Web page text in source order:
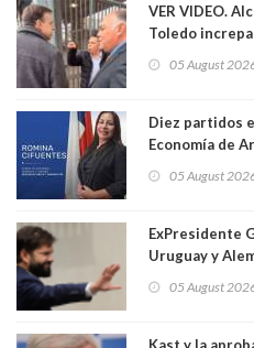
VER VIDEO.
Toledo
delegado
05 August
Diez partidos
Economía de
una militante
05 August
ExPresidente
Uruguay y
05 August